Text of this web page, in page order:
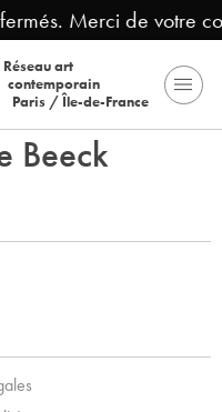
Merci de votre
Réseau art
contemporain
Paris / Île-de-France
Beeck